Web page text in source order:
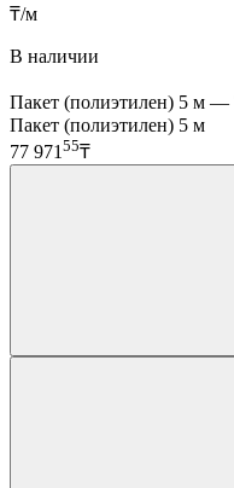
₸/м
В наличии
Пакет (полиэтилен) 5 м —
Пакет (полиэтилен) 5 м
77 971 55₸